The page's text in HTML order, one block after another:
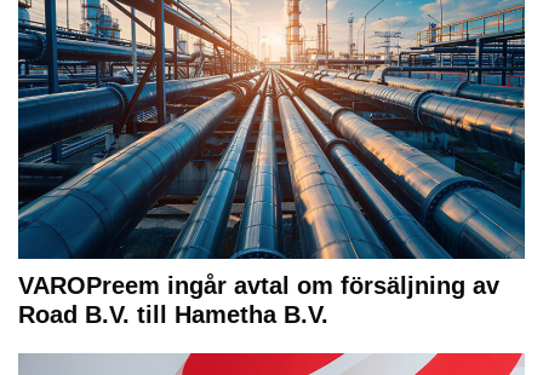
VAROPreem ingår avtal om försäljning av
Road B.V. till Hametha B.V.